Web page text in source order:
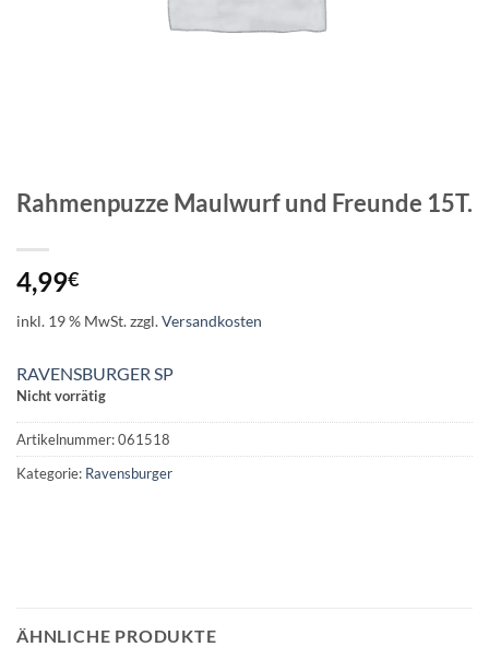
Rahmenpuzze Maulwurf und Freunde 15T.
4,99€
inkl. 19 % MwSt.zzgl.Versandkosten
RAVENSBURGER SP
Nicht vorrätig
Artikelnummer:061518
Kategorie: Ravensburger
ÄHNLICHE PRODUKTE